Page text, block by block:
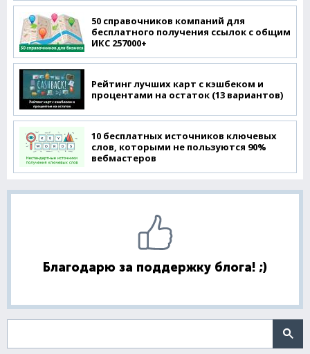
50 справочников компаний для
бесплатного получения ссылок с общим
ИКС 257000+
Рейтинг лучших карт с кэшбеком и
процентами на остаток (13 вариантов)
10 бесплатных источников ключевых
слов, которыми не пользуются 90%
вебмастеров
Благодарю за поддержку блога! ;)
Поиск по сайту